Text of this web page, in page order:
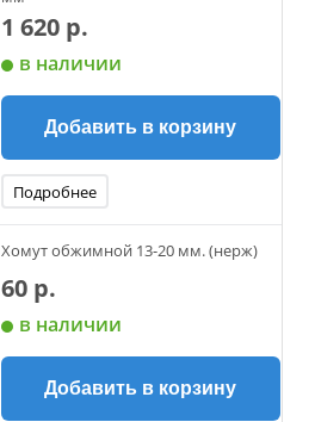
1 620 р.
в наличии
Добавить в корзину
Подробнее
Хомут обжимной 13-20 мм. (нерж)
60 р.
в наличии
Добавить в корзину